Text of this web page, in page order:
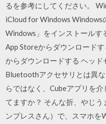
るを参考にしてください。
iCloud for Windows
Windows」をインストールす
App Storeからダウンロード
からダウンロードする ヘッ
Bluetoothアクセサリとは異
らではなく、Cubeアプリを介
てますか？ そんな折、やじう
ンプレスさん）で、スマホを